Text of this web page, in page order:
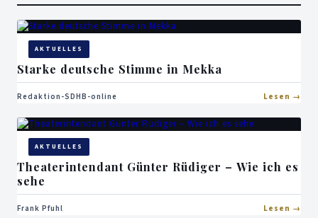
AKTUELLES
Starke deutsche Stimme in Mekka
Redaktion-SDHB-online Lesen
AKTUELLES
Theaterintendant Günter Rüdiger – Wie ich es
sehe
Frank Pfuhl Lesen